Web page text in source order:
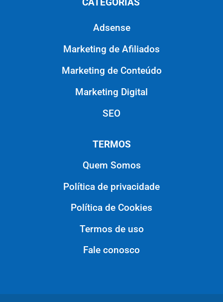
CATEGORIAS
Adsense
Marketing de Afiliados
Marketing de Conteúdo
Marketing Digital
SEO
TERMOS
Quem Somos
Política de privacidade
Política de Cookies
Termos de uso
Fale conosco